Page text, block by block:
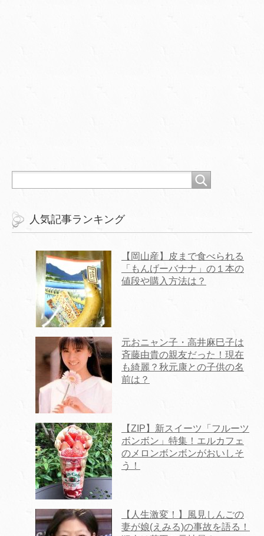
人気記事ランキング
【岡山産】皮まで食べられる
「もんげーバナナ」の１本の
値段や購入方法は？
元おニャン子・高井麻巳子は
斉藤由貴の親友だった！現在
も綺麗？秋元康との子供の名
前は？
【ZIP】新スイーツ「フルーツ
ボンボン」特集！エルカフェ
のメロンボンボンがおいしそ
う！
【人生激変！】風見しんごの
妻が娘(えみる)の事故を語る！